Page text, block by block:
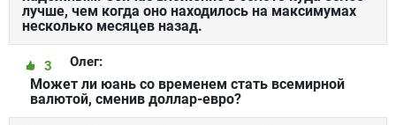
лучше, чем когда оно находилось на максимумах
несколько месяцев назад.
Олег:
3
Может ли юань со временем стать всемирной
валютой, сменив доллар-евро?